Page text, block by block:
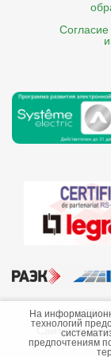
Сайт носит
На
технологий
предпочтениям